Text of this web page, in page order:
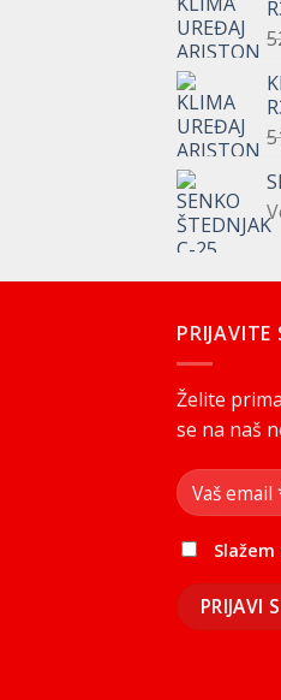
PRIJAVITE
Želite
se na naš
Slažem